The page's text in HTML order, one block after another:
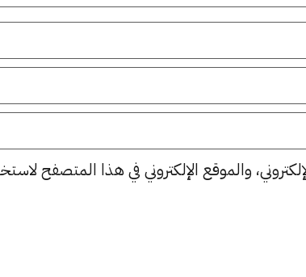
والموقع الإلكتروني في هذا المتصفح